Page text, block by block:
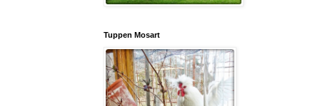
Tuppen Mosart